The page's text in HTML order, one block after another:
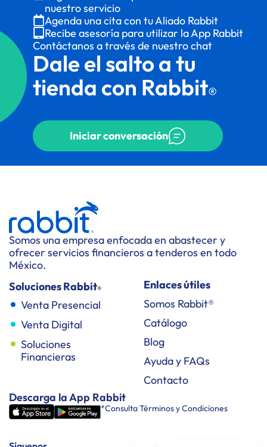
nuestro servicio
Agenda una cita con tu Aliado Rabbit
Recibe asesoría para utilizar la App Rabbit
Contáctanos a través de nuestro chat
Dale el salto a tu
tienda con Rabbit®
Iniciar conversación
Somos una empresa enfocada en abastecer y
ofrecer servicios financieros a tenderos en todo
México.
Soluciones Rabbit®
Venta Presencial
Venta Digital
Soluciones
Financieras
Enlaces útiles
Somos Rabbit®
Catálogo
Blog
Ayuda y FAQs
Contacto
Descarga la App Rabbit
*Consulta Términos y Condiciones